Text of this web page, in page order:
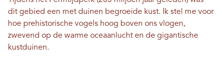
dit gebied een met duinen begroeide kust. Ik stel me voor
hoe prehistorische vogels hoog boven ons vlogen,
zwevend op de warme oceaanlucht en de gigantische
kustduinen.